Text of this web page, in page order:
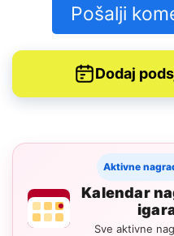
Pošalji
Dodaj
Aktivne
Kalendar
Sve aktivne